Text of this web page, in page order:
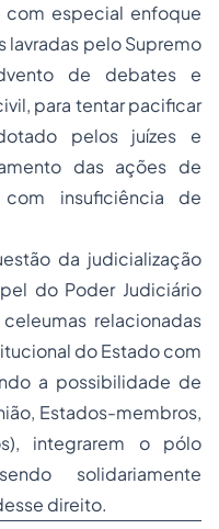
com especial enfoque
lavradas pelo Supremo
de debates e
para tentar pacificar
pelos juízes e
das ações de
insuficiência de
da judicialização
do Poder Judiciário
relacionadas
do Estado com
a possibilidade de
Estados-membros,
integrarem o pólo
solidariamente
direito.